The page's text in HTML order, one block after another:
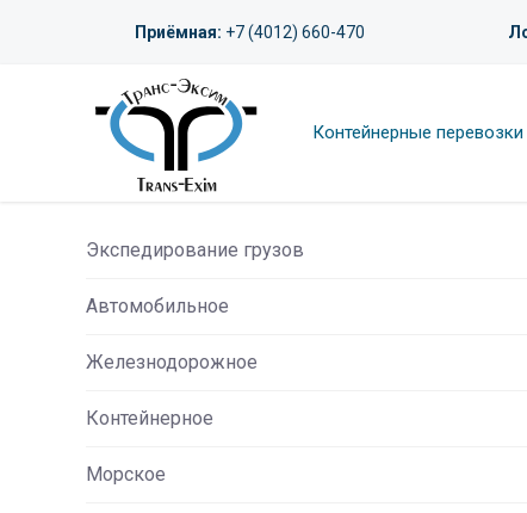
Приёмная: +7 (4012) 660-470
Контейнерные перевозки
Экспедирование грузов
Автомобильное
Железнодорожное
Контейнерное
Морское